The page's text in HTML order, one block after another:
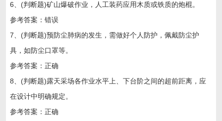
6、(判断题)矿山爆破作业，人工装药应用木质或铁质的炮棍。
参考答案：错误
7、(判断题)预防尘肺病的发生，需做好个人防护，佩戴防尘护
具，如防尘口罩等。
参考答案：正确
8、(判断题)露天采场各作业水平上、下台阶之间的超前距离，应
在设计中明确规定。
参考答案：正确